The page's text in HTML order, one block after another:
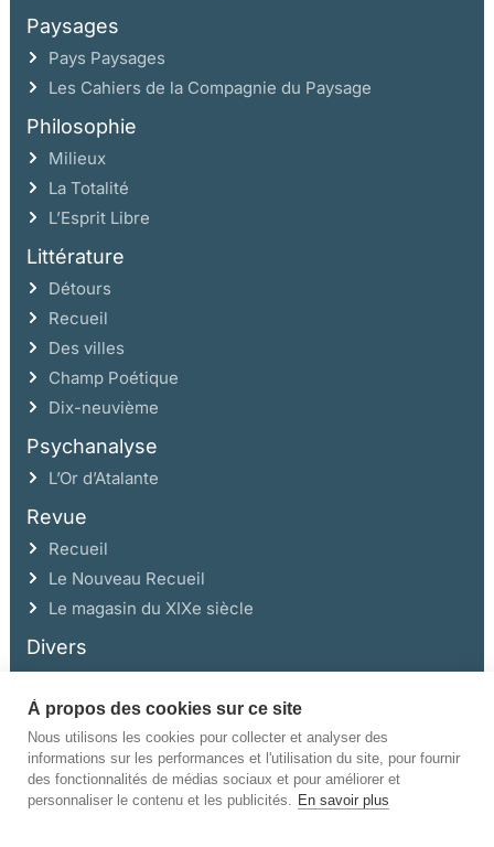
Paysages
Pays Paysages
Les Cahiers de la Compagnie du Paysage
Philosophie
Milieux
La Totalité
L’Esprit Libre
Littérature
Détours
Recueil
Des villes
Champ Poétique
Dix-neuvième
Psychanalyse
L’Or d’Atalante
Revue
Recueil
Le Nouveau Recueil
Le magasin du XIXe siècle
Divers
Ce site a été réalisé avec l’aide de la Région Auvergne Rhône-Alpes et de la
Drac Rhône-Alpes.
À propos des cookies sur ce site
Nous utilisons les cookies pour collecter et analyser des
informations sur les performances et l'utilisation du site, pour fournir
des fonctionnalités de médias sociaux et pour améliorer et
personnaliser le contenu et les publicités. En savoir plus